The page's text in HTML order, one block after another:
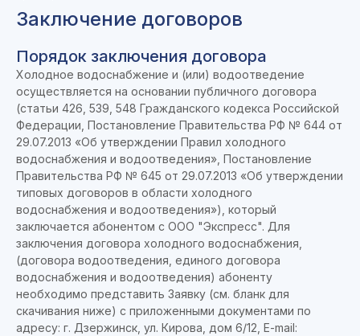
Заключение договоров
Порядок заключения договора
Холодное водоснабжение и (или) водоотведение
осуществляется на основании публичного договора
(статьи 426, 539, 548 Гражданского кодекса Российской
Федерации, Постановление Правительства РФ № 644 от
29.07.2013 «Об утверждении Правил холодного
водоснабжения и водоотведения», Постановление
Правительства РФ № 645 от 29.07.2013 «Об утверждении
типовых договоров в области холодного
водоснабжения и водоотведения»), который
заключается абонентом с ООО "Экспресс". Для
заключения договора холодного водоснабжения,
(договора водоотведения, единого договора
водоснабжения и водоотведения) абоненту
необходимо представить Заявку (см. бланк для
скачивания ниже) с приложенными документами по
адресу: г. Дзержинск, ул. Кирова, дом 6/12, E-mail: